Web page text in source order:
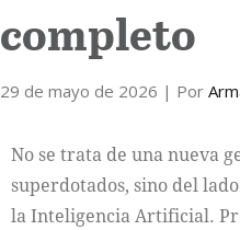
completo
29 de mayo de 2026 | Por
No se trata de una nueva
superdotados, sino del
la Inteligencia Artificial.